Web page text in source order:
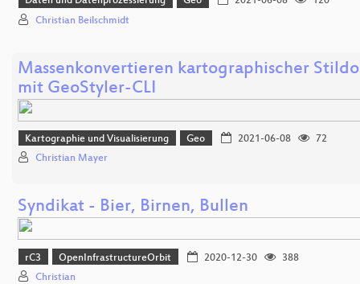
Christian Beilschmidt
Massenkonvertieren kartographischer
mit GeoStyler-CLI
Kartographie und Visualisierung Geo 2021-06-08
72
Christian Mayer
Syndikat - Bier, Birnen, Bullen
rC3 OpenInfrastructureOrbit 2020-12-30
388
Christian